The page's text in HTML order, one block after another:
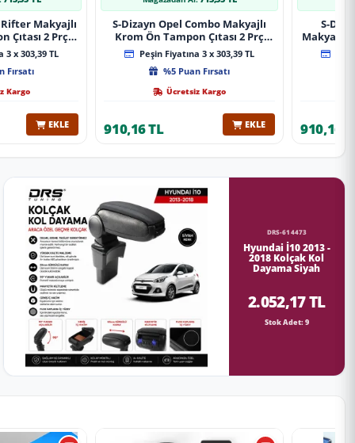
Makyajlı
Çıtası 2 Prç
Kalite
3 x 303,39 TL
Fırsatı
Kargo
EKLE
S-Dizayn Opel Combo Makyajlı
Krom Ön Tampon Çıtası 2 Prç
2023 Üzeri A+ Kalite
Peşin Fiyatına 3 x 303,39 TL
%5 Puan Fırsatı
Ücretsiz Kargo
910,16 TL EKLE
S-
Makyajlı
2 Prç
910,16
DRS-614473
Hyundai İ10 2013 -
2018 Kolçak Kol
Dayama Siyah
2.052,17 TL
Stok Adet: 9